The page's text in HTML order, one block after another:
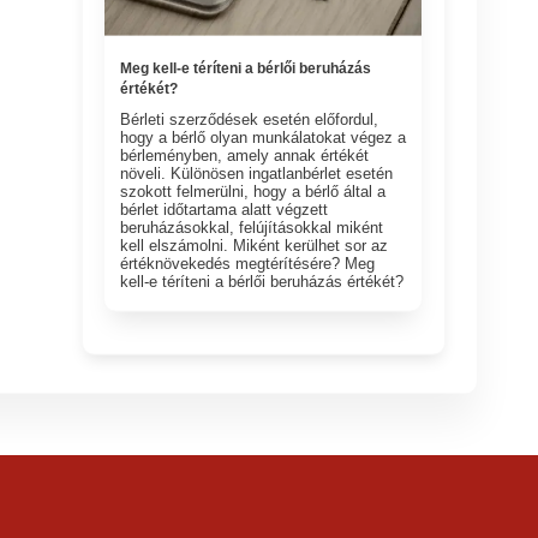
Meg kell-e téríteni a bérlői beruházás
értékét?
Bérleti szerződések esetén előfordul,
hogy a bérlő olyan munkálatokat végez a
bérleményben, amely annak értékét
növeli. Különösen ingatlanbérlet esetén
szokott felmerülni, hogy a bérlő által a
bérlet időtartama alatt végzett
beruházásokkal, felújításokkal miként
kell elszámolni. Miként kerülhet sor az
értéknövekedés megtérítésére? Meg
kell-e téríteni a bérlői beruházás értékét?